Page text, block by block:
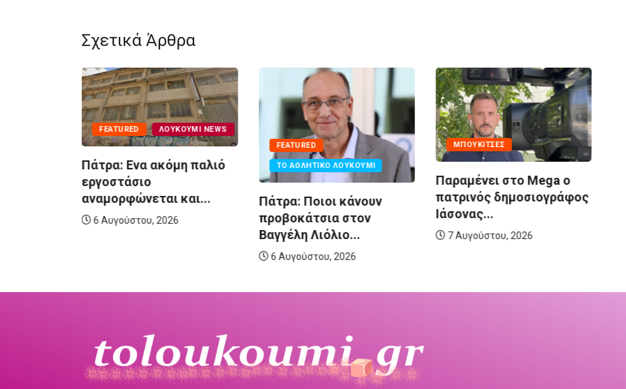
Σχετικά Άρθρα
FEATURED ΛΟΥΚΟΎΜΙ NEWS
Πάτρα: Ενα ακόμη παλιό
εργοστάσιο
αναμορφώνεται και...
6 Αυγούστου, 2026
FEATURED
ΤΟ ΑΘΛΗΤΙΚΌ ΛΟΥΚΟΎΜΙ
Πάτρα: Ποιοι κάνουν
προβοκάτσια στον
Βαγγέλη Λιόλιο...
6 Αυγούστου, 2026
MΠΟΥΚΊΤΣΕΣ
Παραμένει στο Mega ο
πατρινός δημοσιογράφος
Ιάσονας...
7 Αυγούστου, 2026